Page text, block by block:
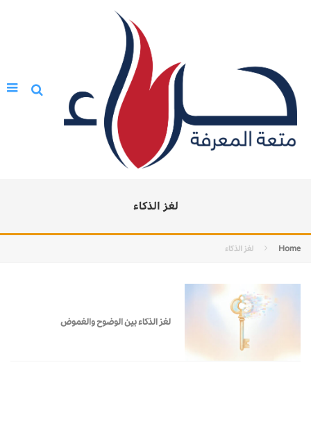
لغز الذكاء
Home لغز الذكاء
لغز الذكاء بين الوضوح والغموض